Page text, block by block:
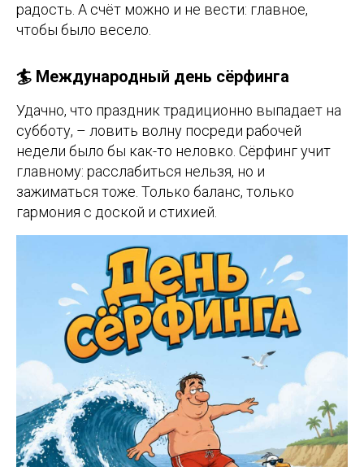
радость. А счёт можно и не вести: главное,
чтобы было весело.
🏄 Международный день сёрфинга
Удачно, что праздник традиционно выпадает на
субботу, – ловить волну посреди рабочей
недели было бы как-то неловко. Сёрфинг учит
главному: расслабиться нельзя, но и
зажиматься тоже. Только баланс, только
гармония с доской и стихией.